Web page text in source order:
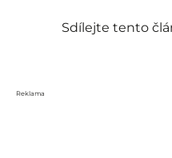
Sdílejte tento
Reklama